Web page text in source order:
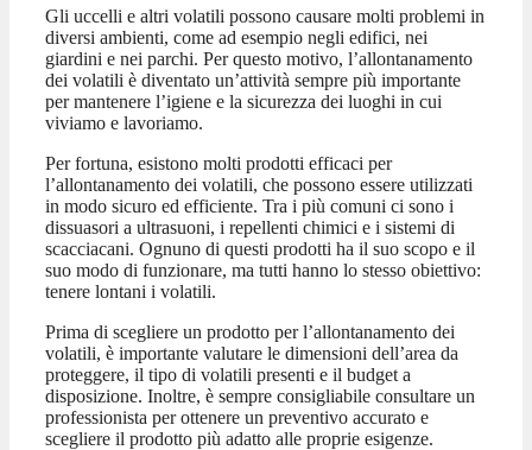
Gli uccelli e altri volatili possono causare molti problemi in
diversi ambienti, come ad esempio negli edifici, nei
giardini e nei parchi. Per questo motivo, l’allontanamento
dei volatili è diventato un’attività sempre più importante
per mantenere l’igiene e la sicurezza dei luoghi in cui
viviamo e lavoriamo.
Per fortuna, esistono molti prodotti efficaci per
l’allontanamento dei volatili, che possono essere utilizzati
in modo sicuro ed efficiente. Tra i più comuni ci sono i
dissuasori a ultrasuoni, i repellenti chimici e i sistemi di
scacciacani. Ognuno di questi prodotti ha il suo scopo e il
suo modo di funzionare, ma tutti hanno lo stesso obiettivo:
tenere lontani i volatili.
Prima di scegliere un prodotto per l’allontanamento dei
volatili, è importante valutare le dimensioni dell’area da
proteggere, il tipo di volatili presenti e il budget a
disposizione. Inoltre, è sempre consigliabile consultare un
professionista per ottenere un preventivo accurato e
scegliere il prodotto più adatto alle proprie esigenze.